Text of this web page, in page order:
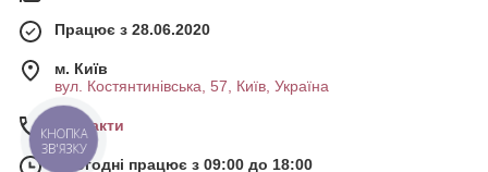
Працює з 28.06.2020
м. Київ
вул. Костянтинівська, 57, Київ, Україна
Контакти
Сьогодні працює з 09:00 до 18:00
КНОПКА
ЗВ'ЯЗКУ